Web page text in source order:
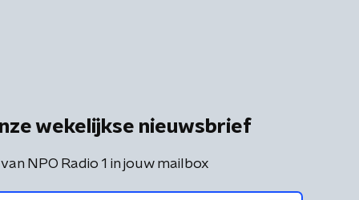
wekelijkse nieuwsbrief
NPO Radio 1 in jouw mailbox